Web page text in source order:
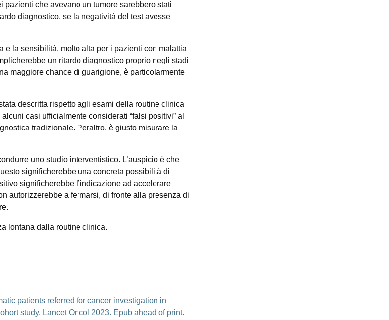
che avevano un tumore sarebbero stati
diagnostico, se la negatività del test avesse
e la sensibilità, molto alta per i pazienti con malattia
un ritardo diagnostico proprio negli stadi
maggiore chance di guarigione, è particolarmente
descritta rispetto agli esami della routine clinica
casi ufficialmente considerati “falsi positivi” al
tradizionale. Peraltro, è giusto misurare la
uno studio interventistico. L’auspicio è che
significherebbe una concreta possibilità di
significherebbe l’indicazione ad accelerare
autorizzerebbe a fermarsi, di fronte alla presenza di
lontana dalla routine clinica.
patients referred for cancer investigation in
study. Lancet Oncol 2023. Epub ahead of print.